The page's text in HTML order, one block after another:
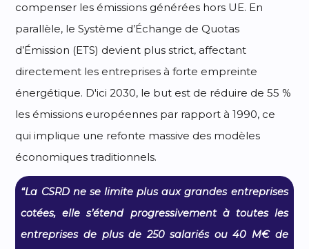
compenser les émissions générées hors UE. En
parallèle, le Système d’Échange de Quotas
d’Émission (ETS) devient plus strict, affectant
directement les entreprises à forte empreinte
énergétique. D'ici 2030, le but est de réduire de 55 %
les émissions européennes par rapport à 1990, ce
qui implique une refonte massive des modèles
économiques traditionnels.
“La CSRD ne se limite plus aux grandes entreprises
cotées, elle s’étend progressivement à toutes les
entreprises de plus de 250 salariés ou 40 M€ de